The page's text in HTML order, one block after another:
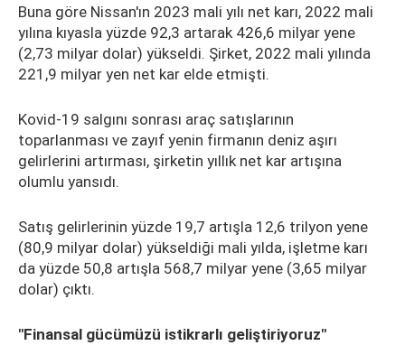
Buna göre Nissan'ın 2023 mali yılı net karı, 2022 mali
yılına kıyasla yüzde 92,3 artarak 426,6 milyar yene
(2,73 milyar dolar) yükseldi. Şirket, 2022 mali yılında
221,9 milyar yen net kar elde etmişti.
Kovid-19 salgını sonrası araç satışlarının
toparlanması ve zayıf yenin firmanın deniz aşırı
gelirlerini artırması, şirketin yıllık net kar artışına
olumlu yansıdı.
Satış gelirlerinin yüzde 19,7 artışla 12,6 trilyon yene
(80,9 milyar dolar) yükseldiği mali yılda, işletme karı
da yüzde 50,8 artışla 568,7 milyar yene (3,65 milyar
dolar) çıktı.
"Finansal gücümüzü istikrarlı geliştiriyoruz"